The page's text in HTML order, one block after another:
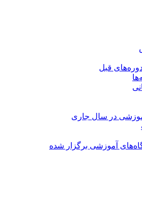
قبل
در سال جاری
آموزشی برگزار شده